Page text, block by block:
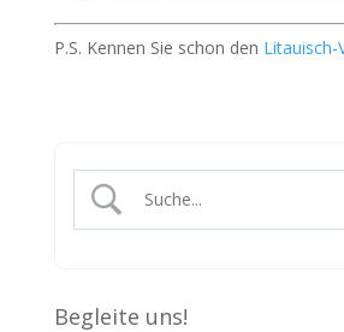
P.S. Kennen Sie schon den Litauisch-
Begleite uns!